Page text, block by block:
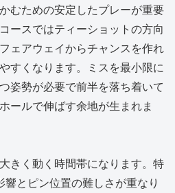
むための安定したプレーが重要
ースではティーショットの方向
ェアウェイからチャンスを作れ
すくなります。ミスを最小限に
姿勢が必要で前半を落ち着いて
ールで伸ばす余地が生まれま
きく動く時間帯になります。特
とピン位置の難しさが重なり